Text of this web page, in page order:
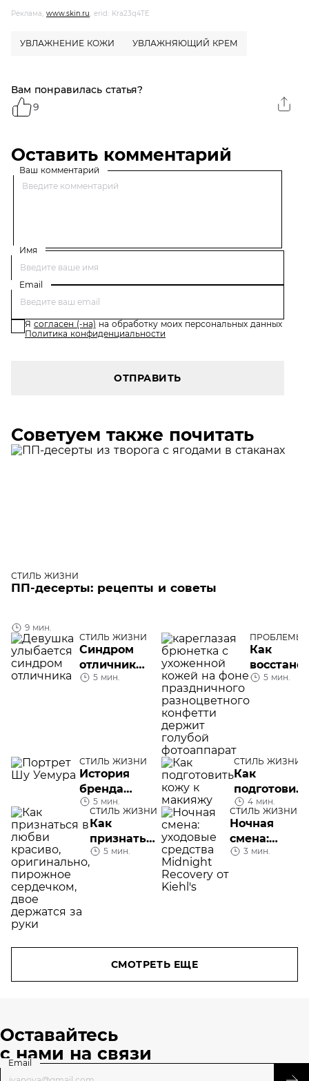
Реклама, www.skin.ru, erid: Kra23q4TE
УВЛАЖНЕНИЕ КОЖИ УВЛАЖНЯЮЩИЙ КРЕМ
Вам понравилась статья?
9
Оставить комментарий
Ваш комментарий
Имя
Email
Я согласен (-на) на обработку моих персональных данных
Политика конфиденциальности
ОТПРАВИТЬ
Советуем также почитать
СТИЛЬ ЖИЗНИ
ПП-десерты: рецепты и советы
9 мин.
СТИЛЬ ЖИЗНИ
Синдром
отличника:
садись,
5 мин.
ПРОБЛЕМЫ
КОЖИ ЛИЦА
Как
кожу
5 мин.
СТИЛЬ ЖИЗНИ
История
бренда
Shu
Uemura
5 мин.
СТИЛЬ ЖИЗНИ
Как
подготовить
кожу к
макияжу
4 мин.
СТИЛЬ ЖИЗНИ
Как
признаться
в любви
5 мин.
СТИЛЬ ЖИЗНИ
Ночная
смена:
средства
3 мин.
СМОТРЕТЬ ЕЩЕ
Оставайтесь
с нами на связи
Email